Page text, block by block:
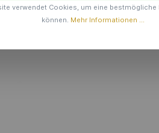
verwendet Cookies, um eine bestmögliche
können. Mehr Informationen ...